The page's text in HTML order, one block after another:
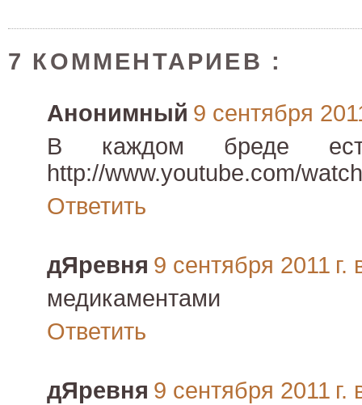
7 КОММЕНТАРИЕВ :
Анонимный 9 сентября
В каждом бреде
http://www.youtube.com/
Ответить
дЯревня 9 сентября 2011 г.
медикаментами
Ответить
дЯревня 9 сентября 2011 г.